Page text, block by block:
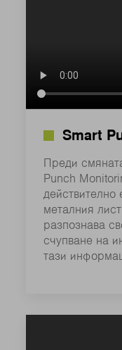
Smart
Преди
Punch
действително
металния
разпознава
счупване на
тази